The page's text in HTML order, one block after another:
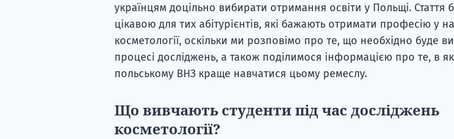
українцям доцільно вибирати отримання освіти у Польщі. Стаття
цікавою для тих абітурієнтів, які бажають отримати професію у
косметології, оскільки ми розповімо про те, що необхідно буде
процесі досліджень, а також поділимося інформацією про те, в
польському ВНЗ краще навчатися цьому ремеслу.
Що вивчають студенти під час досліджень
косметології?